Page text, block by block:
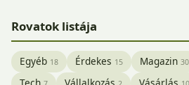
Rovatok listája
Egyéb 18 Érdekes 15 Magazin 30